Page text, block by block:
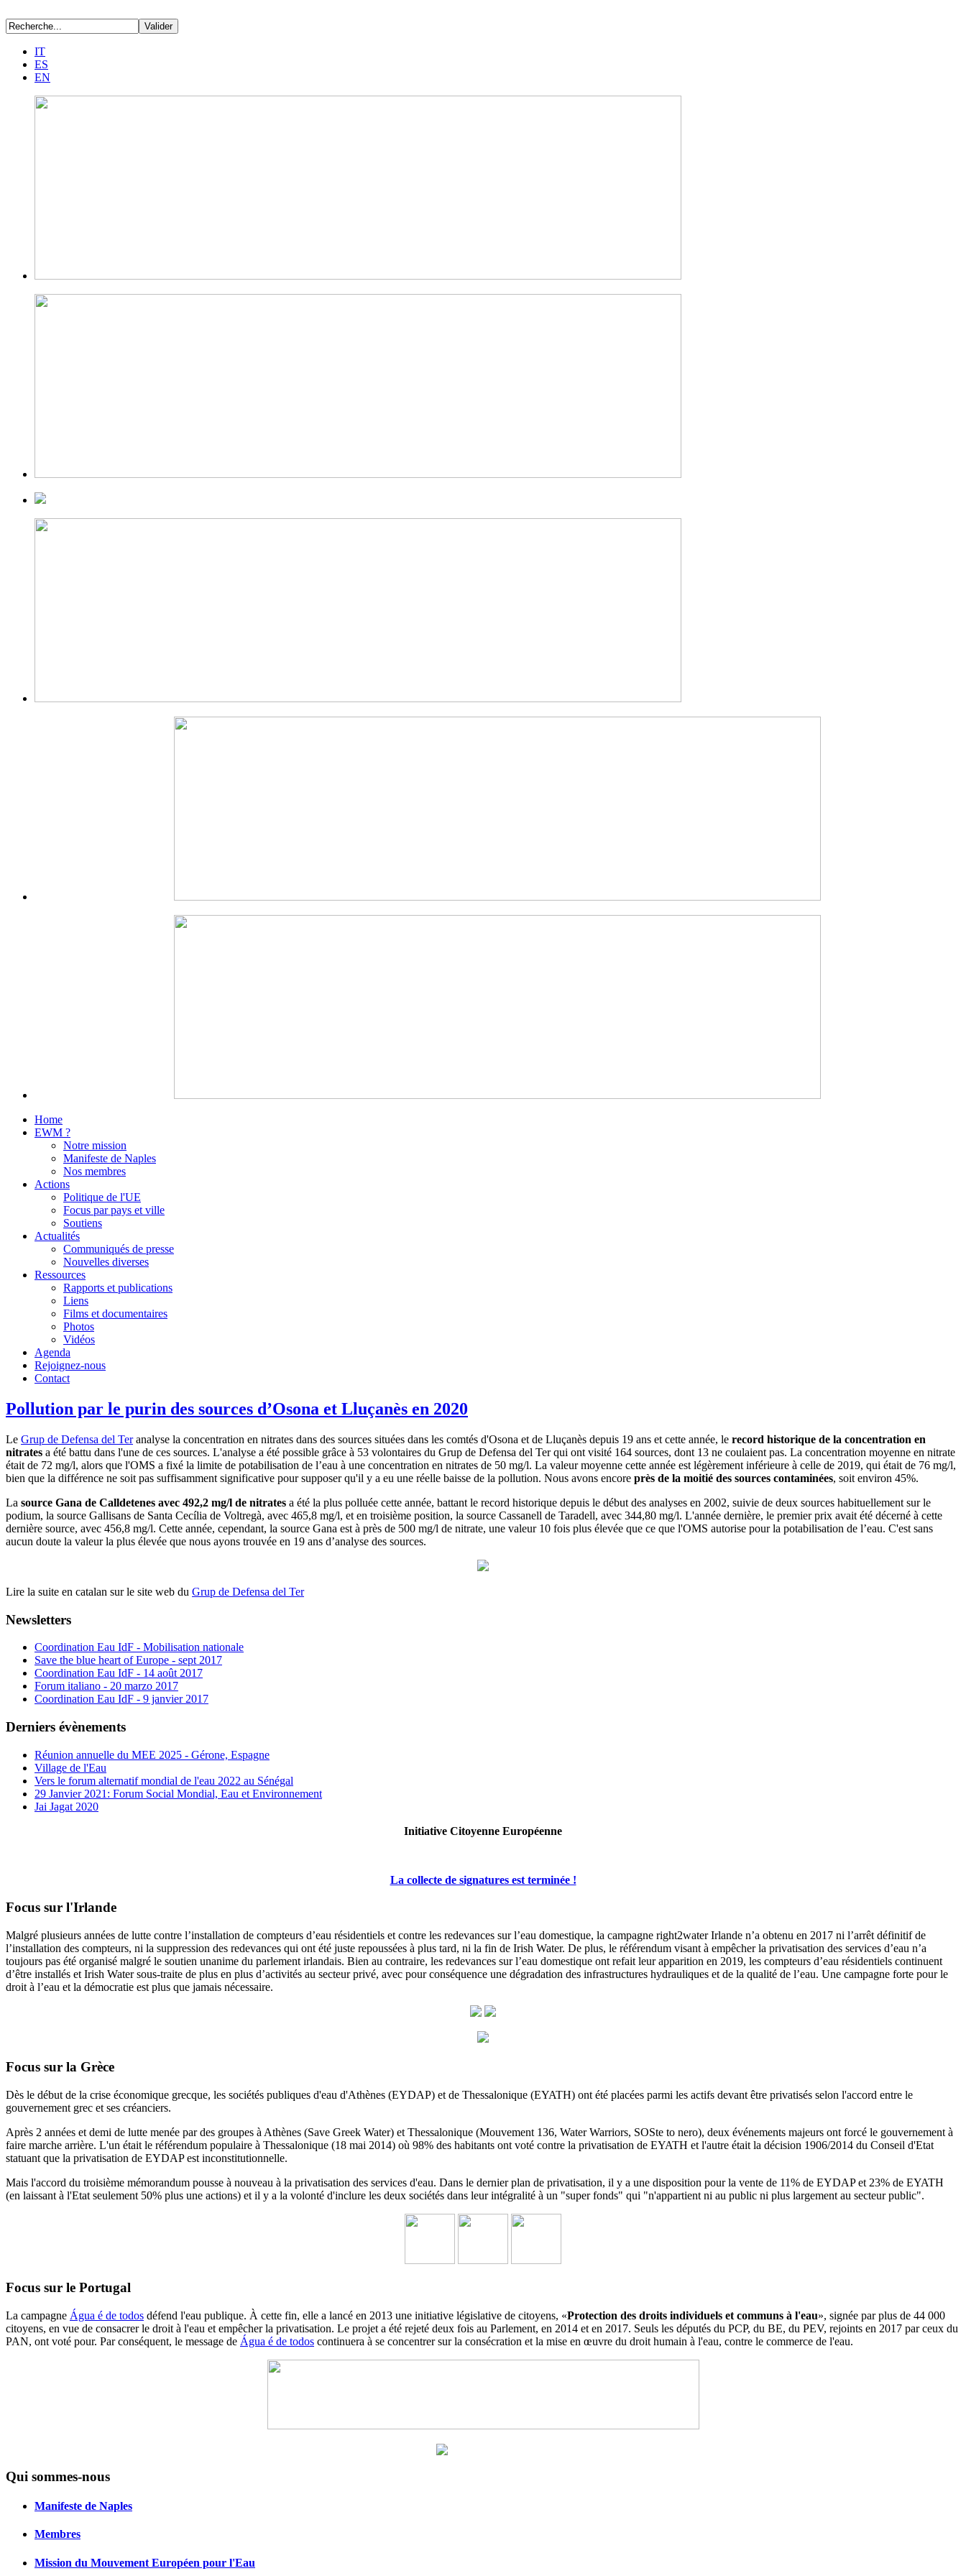
IT
ES
EN
Home
EWM ?
Notre mission
Manifeste de Naples
Nos membres
Actions
Politique de l'UE
Focus par pays et ville
Soutiens
Actualités
Communiqués de presse
Nouvelles diverses
Ressources
Rapports et publications
Liens
Films et documentaires
Photos
Vidéos
Agenda
Rejoignez-nous
Contact
Pollution par le purin des sources d’Osona et Lluçanès en 2020
Le Grup de Defensa del Teranalyse la concentration en nitrates dans des sources situées dans les comtés d'Osona et de Lluçanès depuis 19 ans et cette année, le record historique de la concentration en
nitrates a été battu dans l'une de ces sources. L'analyse a été possible grâce à 53 volontaires du Grup de Defensa del Ter qui ont visité 164 sources, dont 13 ne coulaient pas. La concentration moyenne en nitrate
était de 72 mg/l, alors que l'OMS a fixé la limite de potabilisation de l’eau à une concentration en nitrates de 50 mg/l. La valeur moyenne cette année est légèrement inférieure à celle de 2019, qui était de 76 mg/l,
bien que la différence ne soit pas suffisamment significative pour supposer qu'il y a eu une réelle baisse de la pollution. Nous avons encore près de la moitié des sources contaminées, soit environ 45%.
La source Gana de Calldetenes avec 492,2 mg/l de nitrates a été la plus polluée cette année, battant le record historique depuis le début des analyses en 2002, suivie de deux sources habituellement sur le
podium, la source Gallisans de Santa Cecília de Voltregà, avec 465,8 mg/l, et en troisième position, la source Cassanell de Taradell, avec 344,80 mg/l. L'année dernière, le premier prix avait été décerné à cette
dernière source, avec 456,8 mg/l. Cette année, cependant, la source Gana est à près de 500 mg/l de nitrate, une valeur 10 fois plus élevée que ce que l'OMS autorise pour la potabilisation de l’eau. C'est sans
aucun doute la valeur la plus élevée que nous ayons trouvée en 19 ans d’analyse des sources.
Lire la suite en catalan sur le site web du Grup de Defensa del Ter
Newsletters
Coordination Eau IdF - Mobilisation nationale
Save the blue heart of Europe - sept 2017
Coordination Eau IdF - 14 août 2017
Forum italiano - 20 marzo 2017
Coordination Eau IdF - 9 janvier 2017
Derniers évènements
Réunion annuelle du MEE 2025 - Gérone, Espagne
Village de l'Eau
Vers le forum alternatif mondial de l'eau 2022 au Sénégal
29 Janvier 2021: Forum Social Mondial, Eau et Environnement
Jai Jagat 2020
Initiative Citoyenne Européenne
La collecte de signatures est terminée !
Focus sur l'Irlande
Malgré plusieurs années de lutte contre l’installation de compteurs d’eau résidentiels et contre les redevances sur l’eau domestique, la campagne right2water Irlande n’a obtenu en 2017 ni l’arrêt définitif de
l’installation des compteurs, ni la suppression des redevances qui ont été juste repoussées à plus tard, ni la fin de Irish Water. De plus, le référendum visant à empêcher la privatisation des services d’eau n’a
toujours pas été organisé malgré le soutien unanime du parlement irlandais. Bien au contraire, les redevances sur l’eau domestique ont refait leur apparition en 2019, les compteurs d’eau résidentiels continuent
d’être installés et Irish Water sous-traite de plus en plus d’activités au secteur privé, avec pour conséquence une dégradation des infrastructures hydrauliques et de la qualité de l’eau. Une campagne forte pour le
droit à l’eau et la démocratie est plus que jamais nécessaire.
Focus sur la Grèce
Dès le début de la crise économique grecque, les sociétés publiques d'eau d'Athènes (EYDAP) et de Thessalonique (EYATH) ont été placées parmi les actifs devant être privatisés selon l'accord entre le
gouvernement grec et ses créanciers.
Après 2 années et demi de lutte menée par des groupes à Athènes (Save Greek Water) et Thessalonique (Mouvement 136, Water Warriors, SOSte to nero), deux événements majeurs ont forcé le gouvernement à
faire marche arrière. L'un était le référendum populaire à Thessalonique (18 mai 2014) où 98% des habitants ont voté contre la privatisation de EYATH et l'autre était la décision 1906/2014 du Conseil d'Etat
statuant que la privatisation de EYDAP est inconstitutionnelle.
Mais l'accord du troisième mémorandum pousse à nouveau à la privatisation des services d'eau. Dans le dernier plan de privatisation, il y a une disposition pour la vente de 11% de EYDAP et 23% de EYATH
(en laissant à l'Etat seulement 50% plus une actions) et il y a la volonté d'inclure les deux sociétés dans leur intégralité à un "super fonds" qui "n'appartient ni au public ni plus largement au secteur public".
Focus sur le Portugal
La campagne Água é de todos défend l'eau publique. À cette fin, elle a lancé en 2013 une initiative législative de citoyens, «Protection des droits individuels et communs à l'eau», signée par plus de 44 000
citoyens, en vue de consacrer le droit à l'eau et empêcher la privatisation. Le projet a été rejeté deux fois au Parlement, en 2014 et en 2017. Seuls les députés du PCP, du BE, du PEV, rejoints en 2017 par ceux du
PAN, ont voté pour. Par conséquent, le message de Água é de todos continuera à se concentrer sur la consécration et la mise en œuvre du droit humain à l'eau, contre le commerce de l'eau.
Qui sommes-nous
Manifeste de Naples
Membres
Mission du Mouvement Européen pour l'Eau